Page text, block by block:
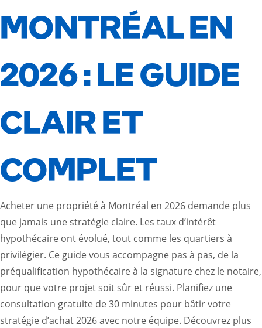
MONTRÉAL EN
2026 : LE GUIDE
CLAIR ET
COMPLET
Acheter une propriété à Montréal en 2026 demande plus
que jamais une stratégie claire. Les taux d’intérêt
hypothécaire ont évolué, tout comme les quartiers à
privilégier. Ce guide vous accompagne pas à pas, de la
préqualification hypothécaire à la signature chez le notaire,
pour que votre projet soit sûr et réussi. Planifiez une
consultation gratuite de 30 minutes pour bâtir votre
stratégie d’achat 2026 avec notre équipe. Découvrez plus